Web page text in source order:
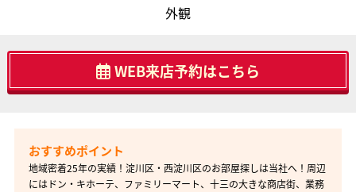
外観
WEB来店予約はこちら
地域密着25年の実績！淀川区・西淀川区のお部屋探しは当社へ！周辺
にはドン・キホーテ、ファミリーマート、十三の大きな商店街、業務